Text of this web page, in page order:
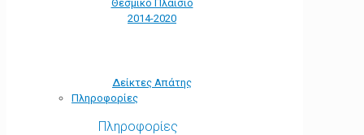
Θεσμικό Πλαίσιο
2014-2020
Δείκτες Απάτης
Πληροφορίες
Πληροφορίες